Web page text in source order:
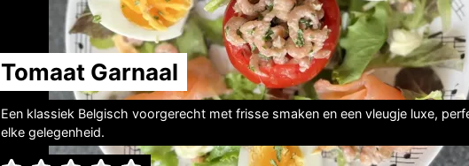
Tomaat Garnaal
Een klassiek Belgisch voorgerecht met frisse smaken en een vleugje luxe,
elke gelegenheid.